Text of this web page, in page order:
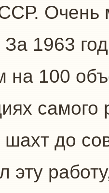
Очень
За 1963
на 100
шахт до
эту